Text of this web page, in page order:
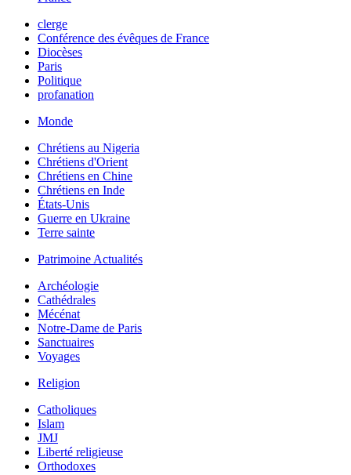
clerge
Conférence des évêques de France
Diocèses
Paris
Politique
profanation
Monde
Chrétiens au Nigeria
Chrétiens d'Orient
Chrétiens en Chine
Chrétiens en Inde
États-Unis
Guerre en Ukraine
Terre sainte
Patrimoine Actualités
Archéologie
Cathédrales
Mécénat
Notre-Dame de Paris
Sanctuaires
Voyages
Religion
Catholiques
Islam
JMJ
Liberté religieuse
Orthodoxes